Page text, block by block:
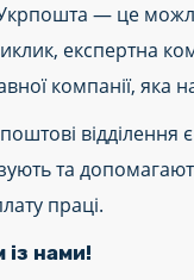
— це
експертна
компанії, яка
відділення
та
праці.
із нами!